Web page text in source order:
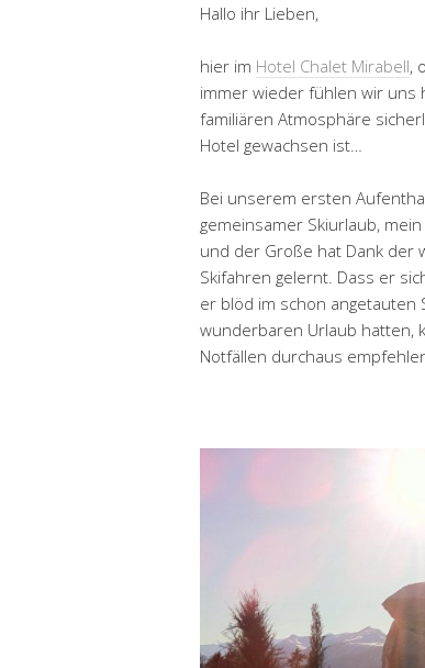
Hallo ihr Lieben,
hier im Hotel Chalet Mirabell,
immer wieder fühlen wir uns
familiären Atmosphäre
Hotel gewachsen ist…
Bei unserem ersten
gemeinsamer Skiurlaub,
und der Große hat Dank der
Skifahren gelernt. Dass er
er blöd im schon angetauten
wunderbaren Urlaub hatten,
Notfällen durchaus